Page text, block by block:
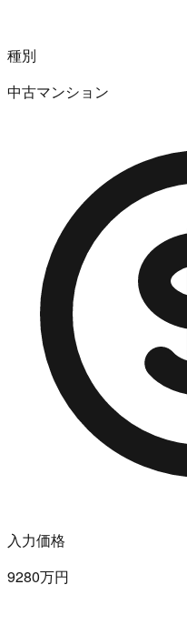
種別
中古マンション
入力価格
9280万円